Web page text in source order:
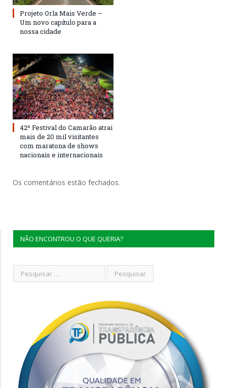
Projeto Orla Mais Verde –
Um novo capítulo para a
nossa cidade
42º Festival do Camarão atrai
mais de 20 mil visitantes
com maratona de shows
nacionais e internacionais
Os comentários estão fechados.
NÃO ENCONTROU O QUE QUERIA?